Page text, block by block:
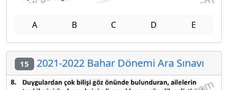
A B C D E
15 2021-2022 Bahar Dönemi Ara Sınavı